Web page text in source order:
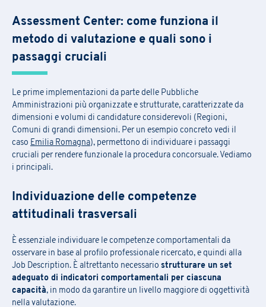
Assessment Center: come funziona il
metodo di valutazione e quali sono i
passaggi cruciali
Le prime implementazioni da parte delle Pubbliche
Amministrazioni più organizzate e strutturate, caratterizzate da
dimensioni e volumi di candidature considerevoli (Regioni,
Comuni di grandi dimensioni. Per un esempio concreto vedi il
caso Emilia Romagna), permettono di individuare i passaggi
cruciali per rendere funzionale la procedura concorsuale. Vediamo
i principali.
Individuazione delle competenze
attitudinali trasversali
È essenziale individuare le competenze comportamentali da
osservare in base al profilo professionale ricercato, e quindi alla
Job Description. È altrettanto necessario strutturare un set
adeguato di indicatori comportamentali per ciascuna
capacità, in modo da garantire un livello maggiore di oggettività
nella valutazione.